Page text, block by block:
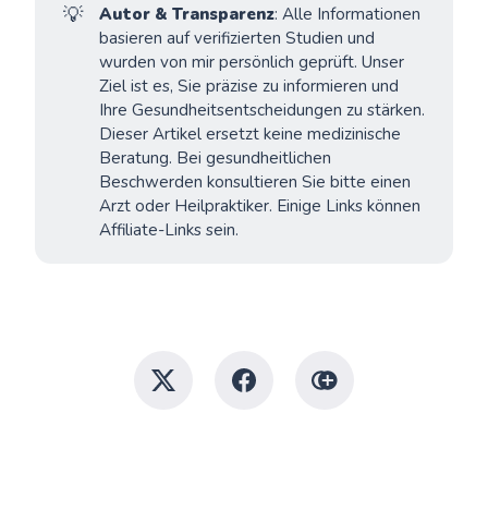
💡 Autor & Transparenz: Alle Informationen
basieren auf verifizierten Studien und
wurden von mir persönlich geprüft. Unser
Ziel ist es, Sie präzise zu informieren und
Ihre Gesundheitsentscheidungen zu stärken.
Dieser Artikel ersetzt keine medizinische
Beratung. Bei gesundheitlichen
Beschwerden konsultieren Sie bitte einen
Arzt oder Heilpraktiker. Einige Links können
Affiliate-Links sein.